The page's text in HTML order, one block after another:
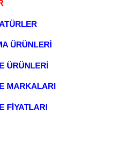
ÜRÜNLERİ
ÜRÜNLERİ
MARKALARI
FİYATLARI